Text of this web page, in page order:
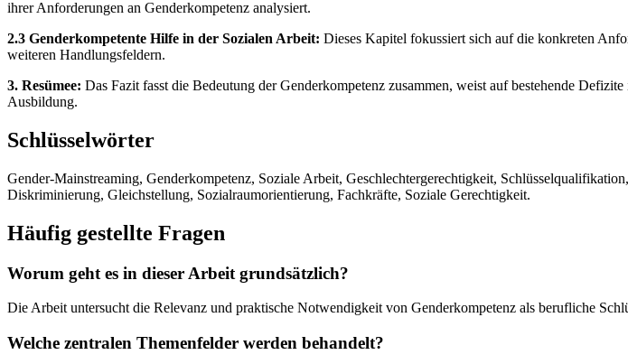
ihrer Anforderungen an Genderkompetenz analysiert.
2.3 Genderkompetente Hilfe in der Sozialen Arbeit: Dieses Kapitel fokussiert sich auf die konkreten
weiteren Handlungsfeldern.
3. Resümee: Das Fazit fasst die Bedeutung der Genderkompetenz zusammen, weist auf bestehende
Ausbildung.
Schlüsselwörter
Gender-Mainstreaming, Genderkompetenz, Soziale Arbeit, Geschlechtergerechtigkeit,
Diskriminierung, Gleichstellung, Sozialraumorientierung, Fachkräfte, Soziale Gerechtigkeit.
Häufig gestellte Fragen
Worum geht es in dieser Arbeit grundsätzlich?
Die Arbeit untersucht die Relevanz und praktische Notwendigkeit von Genderkompetenz als berufliche
Welche zentralen Themenfelder werden behandelt?